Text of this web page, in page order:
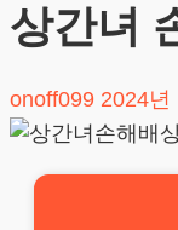
24시간365일
상간녀
onoff099 2024년